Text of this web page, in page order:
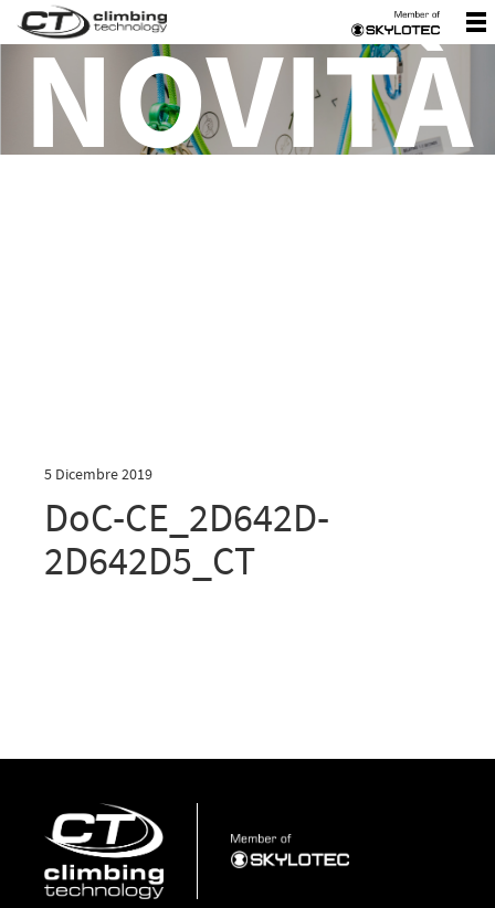
NOVITÀ
5 Dicembre 2019
DoC-CE_2D642D-
2D642D5_CT